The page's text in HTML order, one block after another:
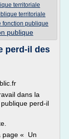
territoriale
territoriale
fonction publique
publique
perd-il des
dans la
perd-il
page « Un